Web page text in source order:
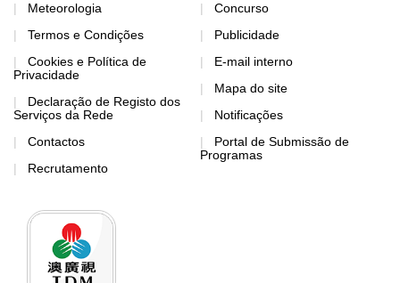
Meteorologia
Termos e Condições
Cookies e Política de
Privacidade
Declaração de Registo dos
Serviços da Rede
Contactos
Recrutamento
Concurso
Publicidade
E-mail interno
Mapa do site
Notificações
Portal de Submissão de
Programas